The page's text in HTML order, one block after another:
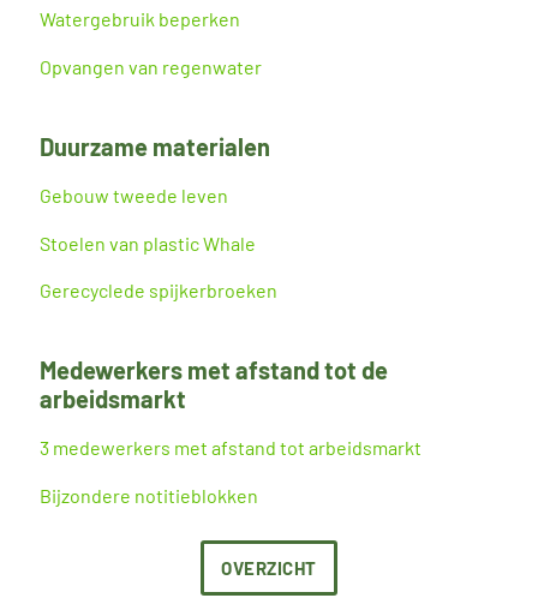
Watergebruik beperken
Opvangen van regenwater
Duurzame materialen
Gebouw tweede leven
Stoelen van plastic Whale
Gerecyclede spijkerbroeken
Medewerkers met afstand tot de
arbeidsmarkt
3 medewerkers met afstand tot arbeidsmarkt
Bijzondere notitieblokken
OVERZICHT